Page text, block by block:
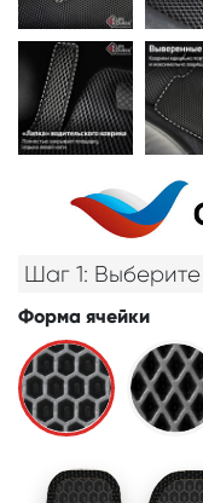
Шаг 1:
Форма ячейки